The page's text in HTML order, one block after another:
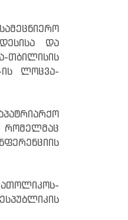
და
ის ლოცვა-
რომელმაც